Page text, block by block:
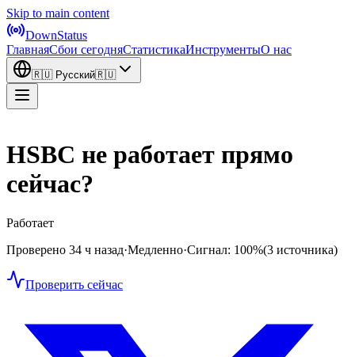
Skip to main content
DownStatus
ГлавнаяСбои сегодняСтатистикаИнструментыО нас
🇷🇺 Русский🇷🇺
HSBC не работает прямо
сейчас?
Работает
Проверено 34 ч назад·Медленно·Сигнал: 100%(3 источника)
Проверить сейчас